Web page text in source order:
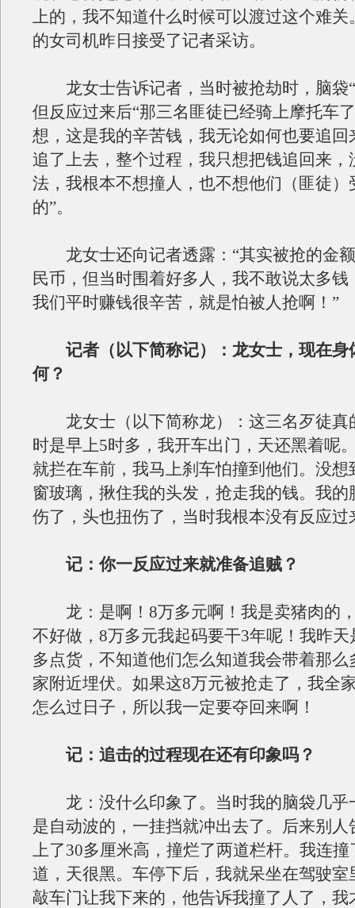
上的，我不知道什么时候可以渡过这个难关
的女司机昨日接受了记者采访。
龙女士告诉记者，当时被抢劫时，脑袋“
但反应过来后“那三名匪徒已经骑上摩托车
想，这是我的辛苦钱，我无论如何也要追回
追了上去，整个过程，我只想把钱追回来，
法，我根本不想撞人，也不想他们（匪徒）
的”。
龙女士还向记者透露：“其实被抢的金
民币，但当时围着好多人，我不敢说太多钱
我们平时赚钱很辛苦，就是怕被人抢啊！”
记者（以下简称记）：龙女士，现在身
何？
龙女士（以下简称龙）：这三名歹徒真
时是早上5时多，我开车出门，天还黑着呢
就拦在车前，我马上刹车怕撞到他们。没想
窗玻璃，揪住我的头发，抢走我的钱。我的
伤了，头也扭伤了，当时我根本没有反应过
记：你一反应过来就准备追贼？
龙：是啊！8万多元啊！我是卖猪肉的
不好做，8万多元我起码要干3年呢！我昨
多点货，不知道他们怎么知道我会带着那么
家附近埋伏。如果这8万元被抢走了，我全
怎么过日子，所以我一定要夺回来啊！
记：追击的过程现在还有印象吗？
龙：没什么印象了。当时我的脑袋几乎
是自动波的，一挂挡就冲出去了。后来别人
上了30多厘米高，撞烂了两道栏杆。我连撞
道，天很黑。车停下后，我就呆坐在驾驶室
敲车门让我下来的，他告诉我撞了人了，我